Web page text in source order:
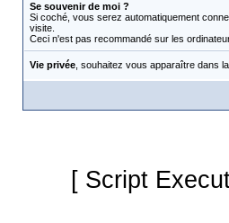
Se souvenir de moi ?
Si coché, vous serez automatiquement
visite.
Ceci n'est pas recommandé sur les
Vie privée, souhaitez vous apparaître dans
[ Script